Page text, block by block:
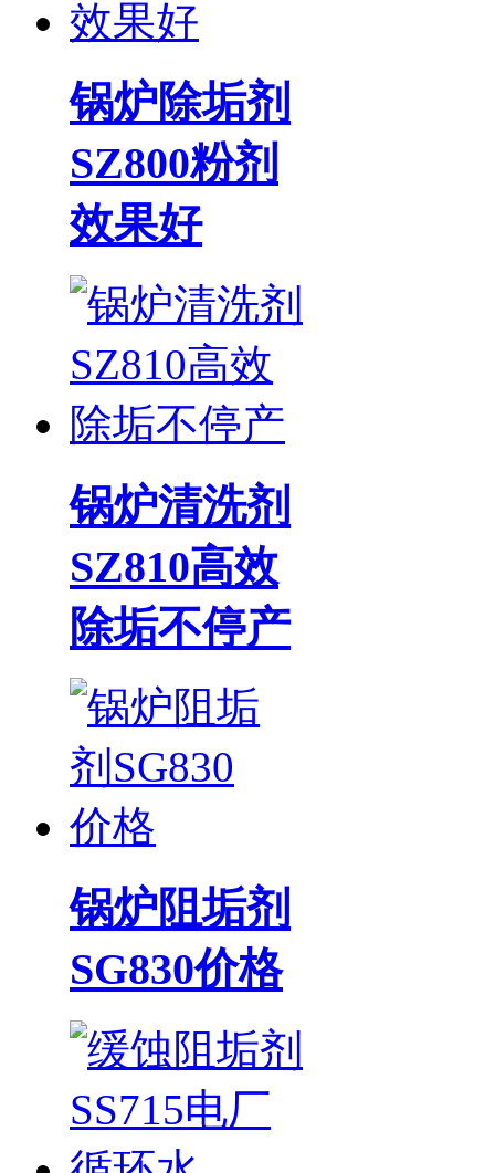
锅炉除垢剂
SZ800粉剂
效果好
锅炉清洗剂
SZ810高效
除垢不停产
锅炉阻垢剂
SG830价格